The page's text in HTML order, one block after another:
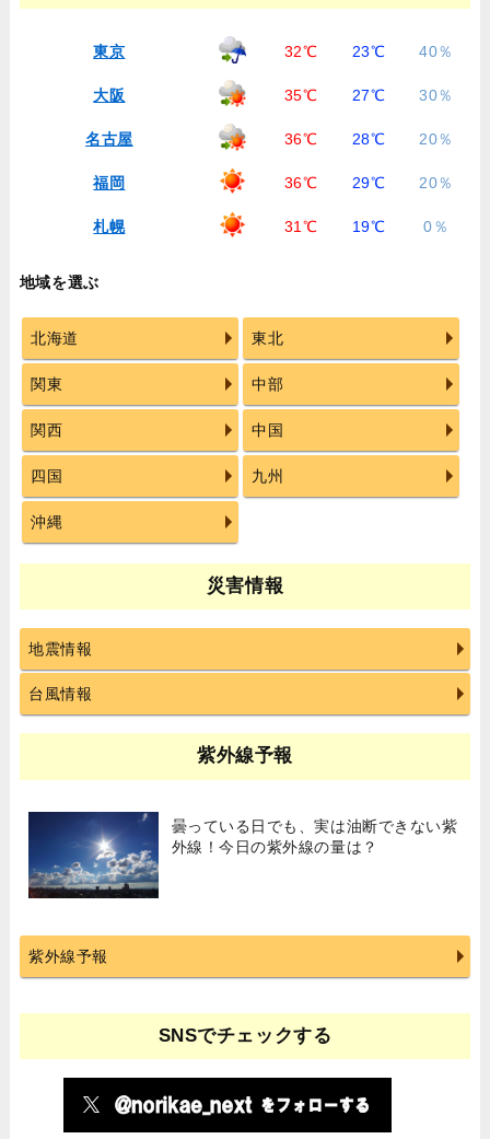
東京 32℃ 23℃ 40％
大阪 35℃ 27℃ 30％
名古屋 36℃ 28℃ 20％
福岡 36℃ 29℃ 20％
札幌 31℃ 19℃ 0％
地域を選ぶ
北海道 東北
関東 中部
関西 中国
四国 九州
沖縄
災害情報
地震情報
台風情報
紫外線予報
曇っている日でも、実は油断できない紫
外線！今日の紫外線の量は？
紫外線予報
SNSでチェックする